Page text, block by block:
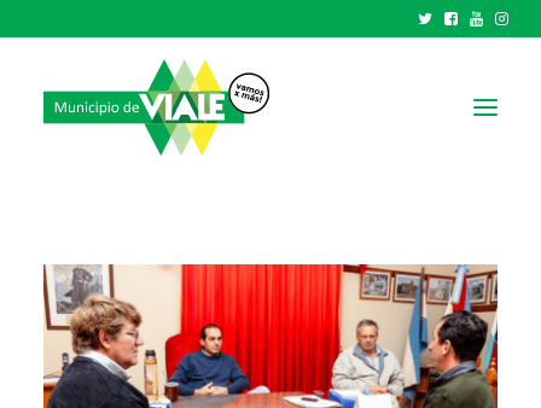
GOBIERNO
HCD
TRÁMITES Y SERVICIOS
CIUDAD